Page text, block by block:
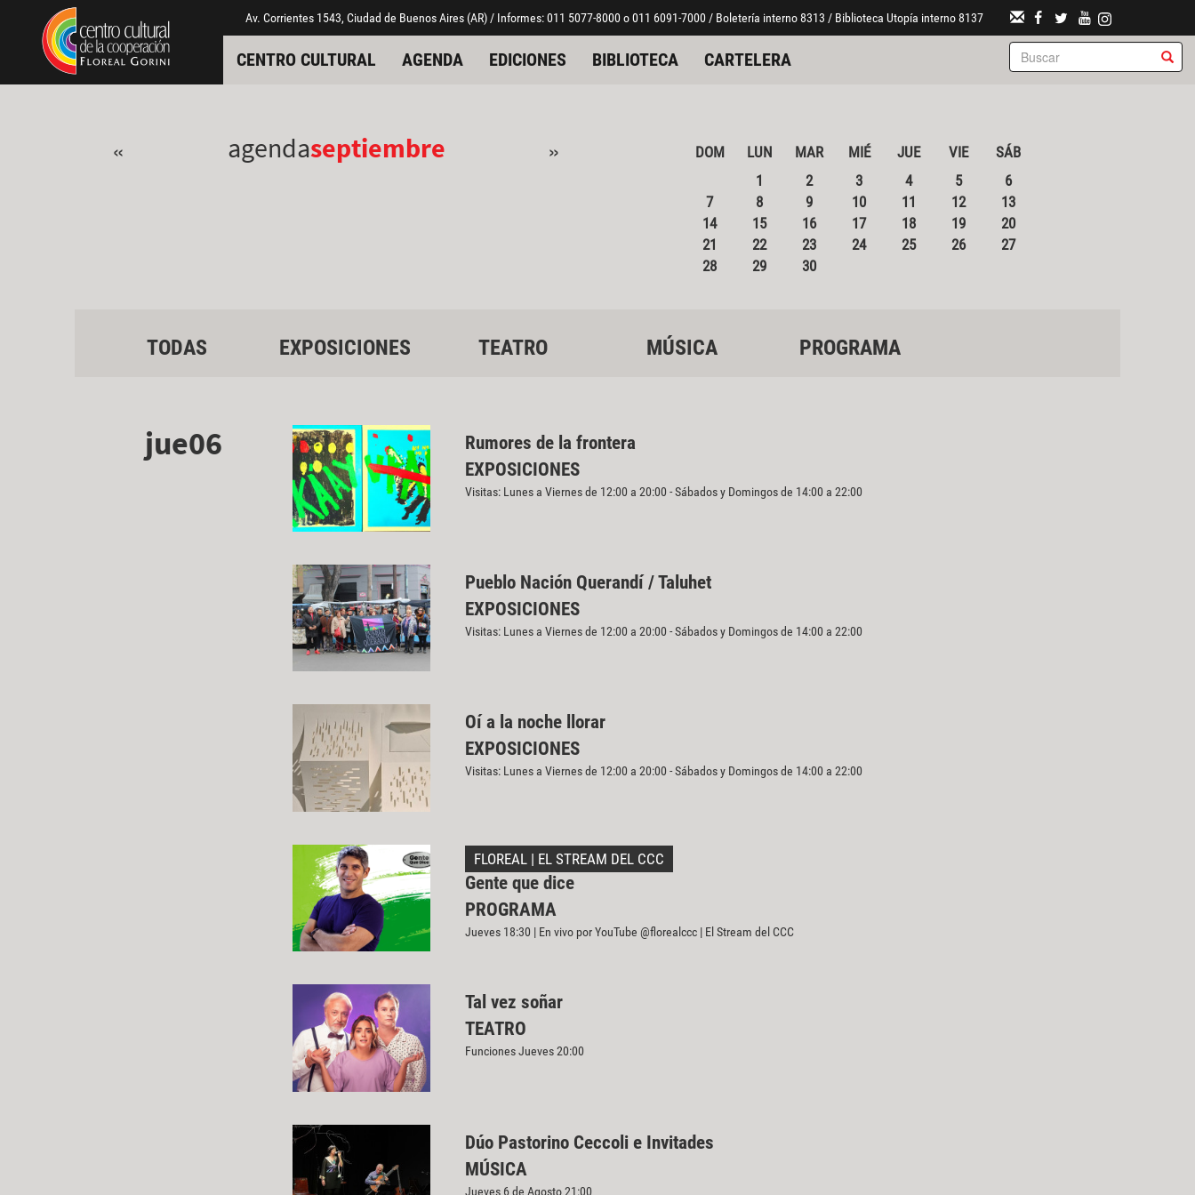
Pasar al contenido principal
Jump to main content Av. Corrientes 1543, Ciudad de Buenos Aires (AR) / Informes: 011 5077-8000 o 011 6091-7000 / Boletería interno 8313 / Biblioteca Utopía interno 8137
CENTRO CULTURAL AGENDA EDICIONES BIBLIOTECA CARTELERA
« agendaseptiembre » DOM LUN MAR MIÉ JUE VIE
SÁB
1
2 3 4 5
6
7
8 9 10 11 12
13
14
15 16 17 18 19
20
21
22 23 24 25 26
27
28
29 30
TODAS EXPOSICIONES TEATRO MÚSICA PROGRAMA
jue06
Rumores de la frontera
EXPOSICIONES
Visitas: Lunes a Viernes de 12:00 a 20:00 - Sábados y Domingos de 14:00 a 22:00
Pueblo Nación Querandí / Taluhet
EXPOSICIONES
Visitas: Lunes a Viernes de 12:00 a 20:00 - Sábados y Domingos de 14:00 a 22:00
Oí a la noche llorar
EXPOSICIONES
Visitas: Lunes a Viernes de 12:00 a 20:00 - Sábados y Domingos de 14:00 a 22:00
FLOREAL | EL STREAM DEL CCC
Gente que dice
PROGRAMA
Jueves 18:30 | En vivo por YouTube @florealccc | El Stream del CCC
Tal vez soñar
TEATRO
Funciones Jueves 20:00
Dúo Pastorino Ceccoli e Invitades
MÚSICA
Jueves 6 de Agosto 21:00